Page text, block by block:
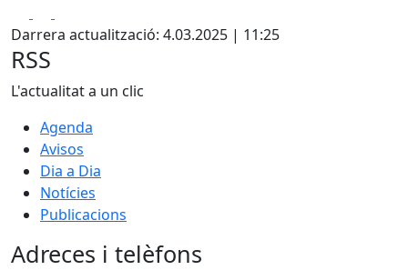
Darrera actualització: 4.03.2025 | 11:25
RSS
L'actualitat a un clic
Agenda
Avisos
Dia a Dia
Notícies
Publicacions
Adreces i telèfons